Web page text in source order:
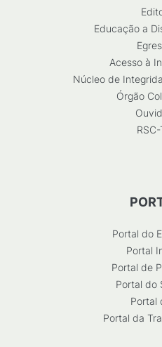
Educação a
Acesso à
Núcleo de
Órgão
RSC-
Portal do
Portal
Portal de
Portal do
Portal
Portal da